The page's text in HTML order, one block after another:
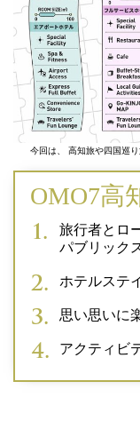
今回は、 高知旅や四国巡
OMO7高
旅行者とロ
パブリック
ホテルステ
思い思いに
アクティビ